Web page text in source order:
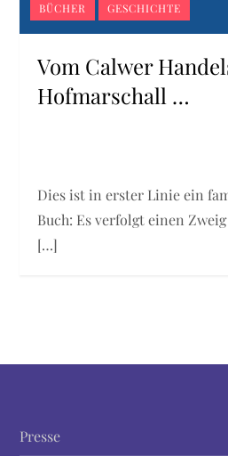
BÜCHER GESCHICHTE
Vom Calwer
Hofmarschall …
Dies ist in erster Linie ein
Buch: Es verfolgt einen
[…]
Presse